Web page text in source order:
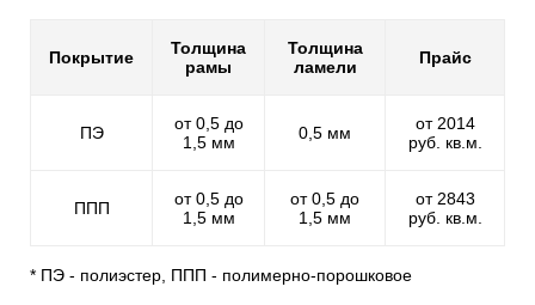
Покрытие
Толщина
рамы
Толщина
ламели
Прайс
ПЭ
от 0,5 до
1,5 мм
0,5 мм
от 2014
руб. кв.м.
ППП
от 0,5 до
1,5 мм
от 0,5 до
1,5 мм
от 2843
руб. кв.м.
* ПЭ - полиэстер, ППП - полимерно-порошковое